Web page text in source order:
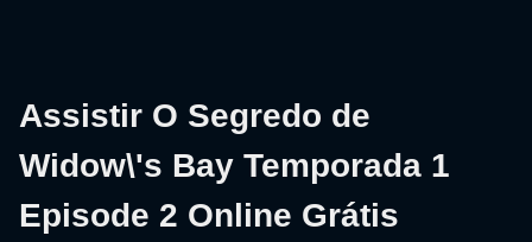
Assistir O Segredo de
Widow\'s Bay Temporada 1
Episode 2 Online Grátis